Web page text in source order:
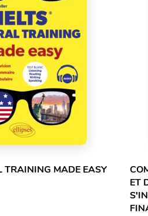
TRAINING MADE EASY
ET